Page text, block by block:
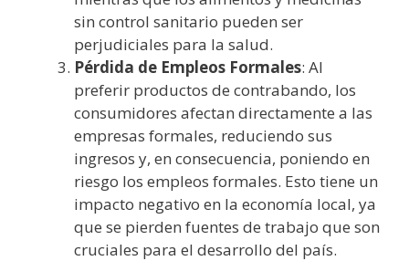
sin control sanitario pueden ser
perjudiciales para la salud.
Pérdida de Empleos Formales: Al
preferir productos de contrabando, los
consumidores afectan directamente a las
empresas formales, reduciendo sus
ingresos y, en consecuencia, poniendo en
riesgo los empleos formales. Esto tiene un
impacto negativo en la economía local, ya
que se pierden fuentes de trabajo que son
cruciales para el desarrollo del país.